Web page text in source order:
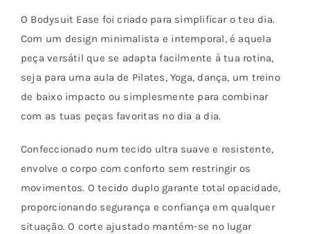
na
página
do
produto
O Bodysuit Ease foi criado para simplificar o teu dia.
Com um design minimalista e intemporal, é aquela
peça versátil que se adapta facilmente à tua rotina,
seja para uma aula de Pilates, Yoga, dança, um treino
de baixo impacto ou simplesmente para combinar
com as tuas peças favoritas no dia a dia.
Confeccionado num tecido ultra suave e resistente,
envolve o corpo com conforto sem restringir os
movimentos. O tecido duplo garante total opacidade,
proporcionando segurança e confiança em qualquer
situação. O corte ajustado mantém-se no lugar